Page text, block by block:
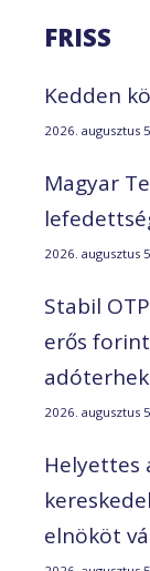
FRISS
Kedden
2026. augusztus 5.
Magyar
2026. augusztus 5.
Stabil
erős
adóterhek
2026. augusztus 5.
elnököt